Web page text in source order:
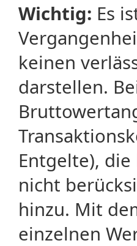
Wichtig: Es
keinen
darstellen.
Entgelte),
nicht
hinzu. Mit
einzelnen